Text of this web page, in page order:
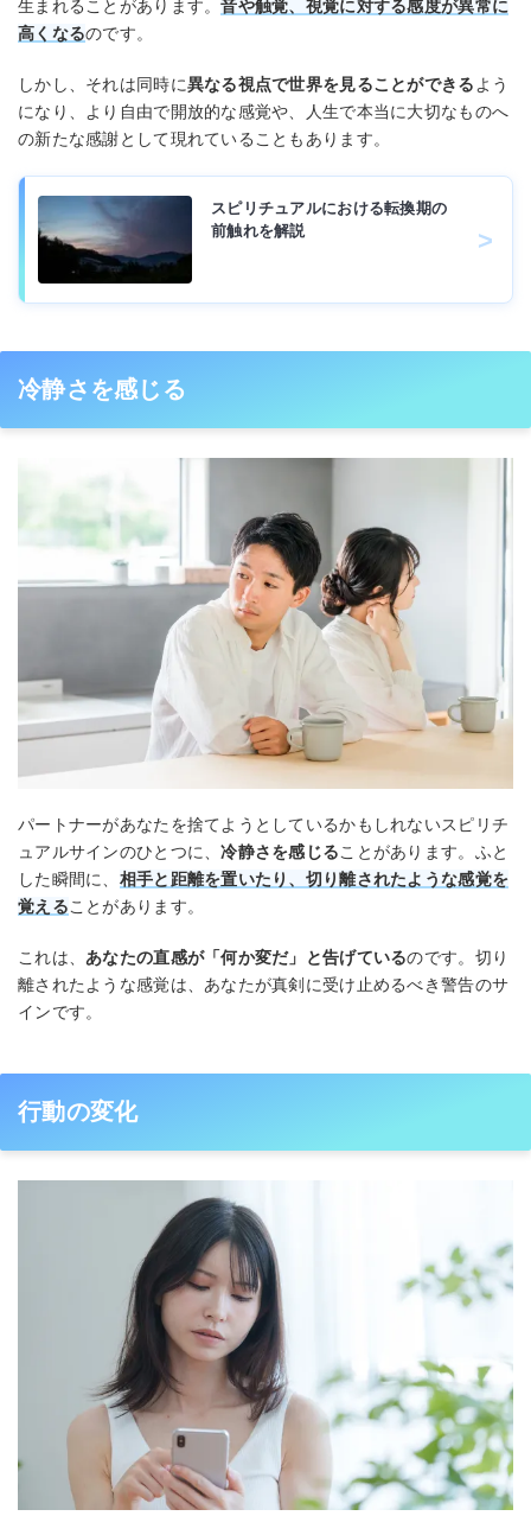
生まれることがあります。音や触覚、視覚に対する感度が異常に
高くなるのです。
しかし、それは同時に異なる視点で世界を見ることができる よう
になり、より自由で開放的な感覚や、人生で本当に大切なものへ
の新たな感謝として現れていることもあります。
スピリチュアルにおける転換期の
前触れを解説
冷静さを感じる
パートナーがあなたを捨てようとしているかもしれないスピリチ
ュアルサインのひとつに、冷静さを感じることがあります。ふと
した瞬間に、 相手と距離を置いたり、切り離されたような感覚を
覚えることがあります。
これは、 あなたの直感が「何か変だ」と告げているのです。切り
離されたような感覚は、あなたが真剣に受け止めるべき警告のサ
インです。
行動の変化